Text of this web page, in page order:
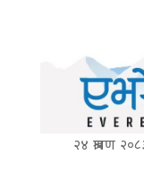
२४ श्रावण